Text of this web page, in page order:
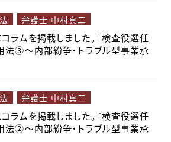
弁護士 中村真二
ラムを掲載しました。『検査役選任
法③～内部紛争・トラブル型事業承
弁護士 中村真二
ラムを掲載しました。『検査役選任
法②～内部紛争・トラブル型事業承